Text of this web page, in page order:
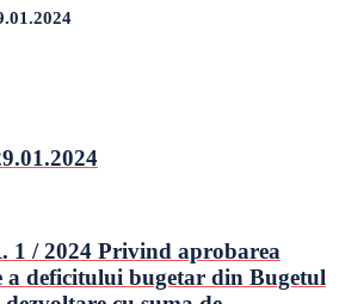
1 / 2024 Privind aprobarea
deficitului bugetar din Bugetul